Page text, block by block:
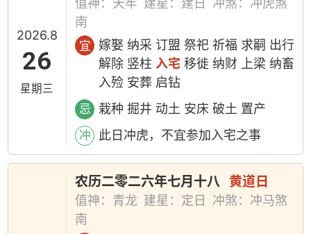
2026.8
26
星期三
值神：天牢 建星：建日
冲煞：冲虎煞
南
宜
嫁娶 纳采 订盟 祭祀 祈福 求嗣 出行
解除 竖柱入宅 移徙 纳财 上梁 纳畜
入殓 安葬 启钻
忌 栽种 掘井 动土 安床 破土 置产
冲 此日冲虎，不宜参加入宅之事
农历二零二六年七月十八 黄道日
值神：青龙 建星：定日
冲煞：冲马煞
南